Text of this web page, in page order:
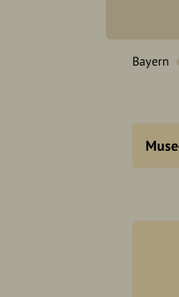
Bayern